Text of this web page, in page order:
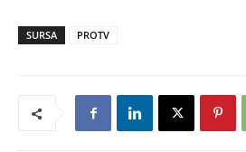
SURSA PROTV